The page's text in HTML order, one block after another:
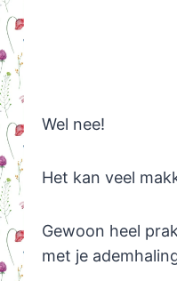
Wel nee!
Het kan veel
Gewoon heel
met je